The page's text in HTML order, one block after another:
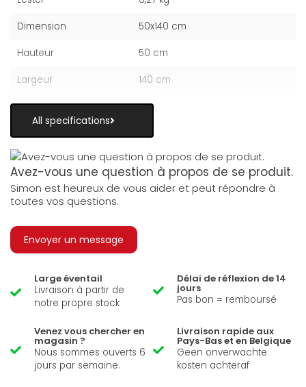
Dimension 50x140 cm
Hauteur 50 cm
Largeur 140 cm
All specifications
Avez-vous une question à propos de se produit.
Simon est heureux de vous aider et peut répondre à
toutes vos questions.
Envoyer un message
Large éventail
Livraison à partir de
notre propre stock
Délai de réflexion de 14
jours
Pas bon = remboursé
Venez vous chercher en
magasin ?
Nous sommes ouverts 6
jours par semaine.
Livraison rapide aux
Pays-Bas et en Belgique
Geen onverwachte
kosten achteraf